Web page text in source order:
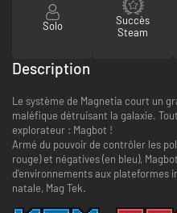
Solo
Succès
Steam
Description
Le système de Magnetia court un
maléfique détruisant la galaxie.
explorateur : Magbot !
Armé du pouvoir de contrôler les
rouge) et négatives (en bleu),
d'environnements aux plateformes
natale, Mag Tek.